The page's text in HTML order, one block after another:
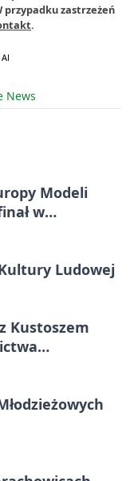
przypadku zastrzeżeń
.
News
Modeli
w
Ludowej
Kustoszem